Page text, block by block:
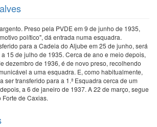
Preso pela PVDE em 9 de junho de 1935,
político", dá entrada numa esquadra.
para a Cadeia do Aljube em 25 de junho, será
a 15 de julho de 1935. Cerca de ano e meio depois,
dezembro de 1936, é de novo preso, recolhendo
a uma esquadra. E, como habitualmente,
ser transferido para a 1.ª Esquadra cerca de um
a 6 de janeiro de 1937. A 22 de março, segue
de Caxias.